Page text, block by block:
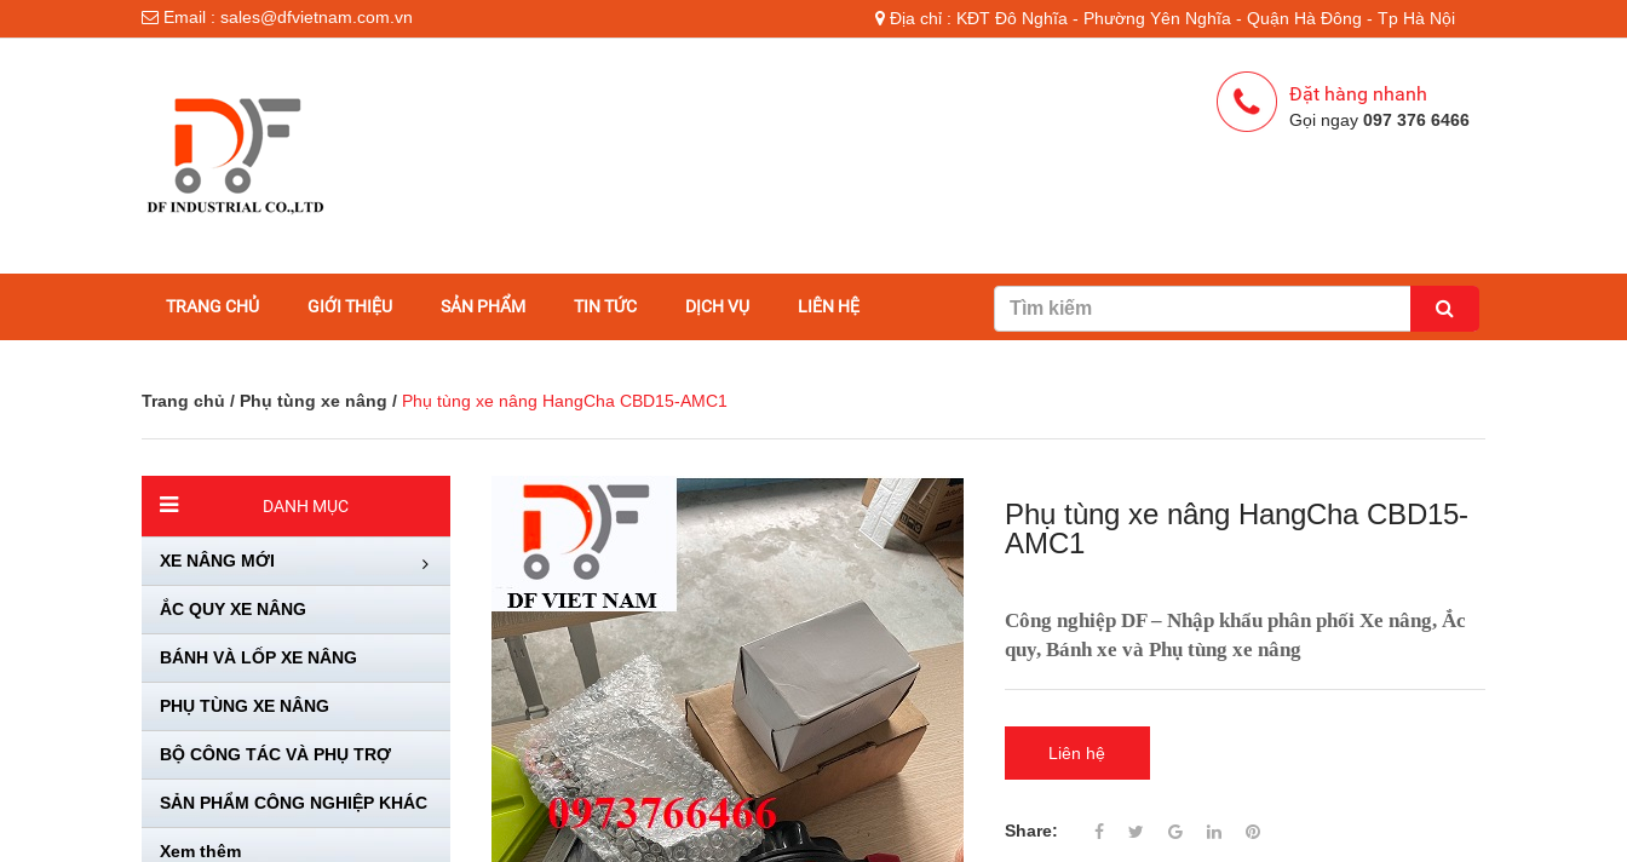
Email : sales@dfvietnam.com.vn Địa chỉ : KĐT Đô Nghĩa - Phường Yên Nghĩa - Quận Hà Đông - Tp Hà Nội
Đặt hàng nhanh
Gọi ngay 097 376 6466
TRANG CHỦ GIỚI THIỆU SẢN PHẨM TIN TỨC DỊCH VỤ LIÊN HỆ
Trang chủ / Phụ tùng xe nâng / Phụ tùng xe nâng HangCha CBD15-AMC1
DANH MỤC
XE NÂNG MỚI
ẮC QUY XE NÂNG
BÁNH VÀ LỐP XE NÂNG
PHỤ TÙNG XE NÂNG
BỘ CÔNG TÁC VÀ PHỤ TRỢ
SẢN PHẨM CÔNG NGHIỆP KHÁC
Xem thêm
Phụ tùng xe nâng HangCha CBD15-
AMC1
Công nghiệp DF – Nhập khẩu phân phối Xe nâng, Ắc
quy, Bánh xe và Phụ tùng xe nâng
Liên hệ
Share: